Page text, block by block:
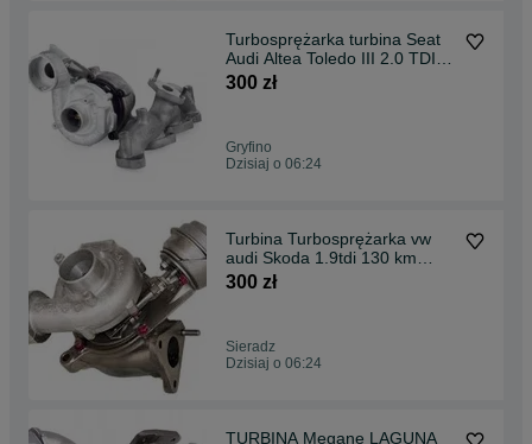
Turbosprężarka turbina Seat
Audi Altea Toledo III 2.0 TDI
BKD AZV BKP
300 zł
Gryfino
Dzisiaj o 06:24
Turbina Turbosprężarka vw
audi Skoda 1.9tdi 130 km
AWX AFV BGW 130km
300 zł
Sieradz
Dzisiaj o 06:24
TURBINA Megane LAGUNA